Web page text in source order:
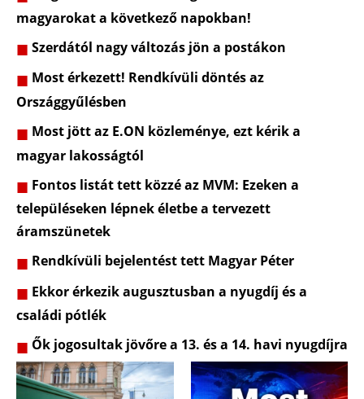
magyarokat a következő napokban!
Szerdától nagy változás jön a postákon
Most érkezett! Rendkívüli döntés az
Országgyűlésben
Most jött az E.ON közleménye, ezt kérik a
magyar lakosságtól
Fontos listát tett közzé az MVM: Ezeken a
településeken lépnek életbe a tervezett
áramszünetek
Rendkívüli bejelentést tett Magyar Péter
Ekkor érkezik augusztusban a nyugdíj és a
családi pótlék
Ők jogosultak jövőre a 13. és a 14. havi nyugdíjra